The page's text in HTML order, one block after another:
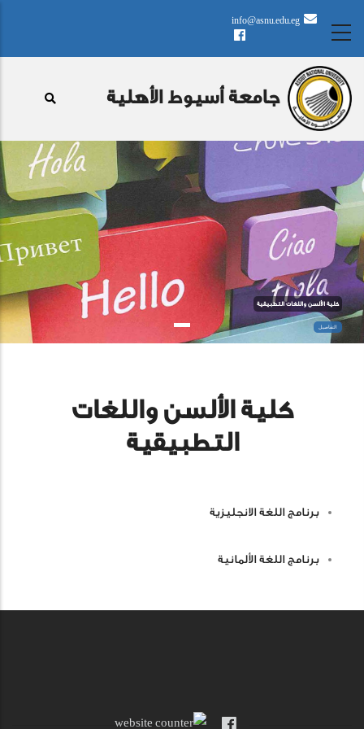
إلى
الرئيسي
info@asnu.edu.eg
جامعة أسيوط الأهلية
كلية الألسن واللغات التطبيقية
التفاصيل
كلية الألسن واللغات
التطبيقية
برنامج اللغة الانجليزية
برنامج اللغة الألمانية